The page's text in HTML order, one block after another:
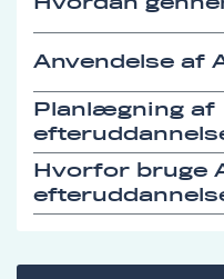
Anvendelse af
Planlægning af
Hvorfor bruge